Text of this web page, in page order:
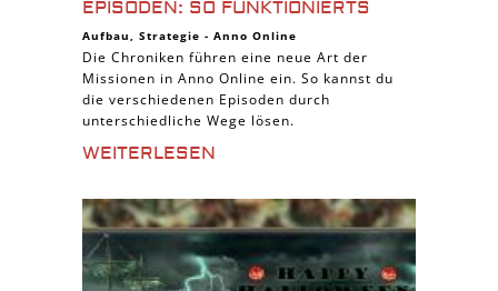
EPISODEN: SO FUNKTIONIERTS
Aufbau, Strategie - Anno Online
Die Chroniken führen eine neue Art der
Missionen in Anno Online ein. So kannst du
die verschiedenen Episoden durch
unterschiedliche Wege lösen.
WEITERLESEN